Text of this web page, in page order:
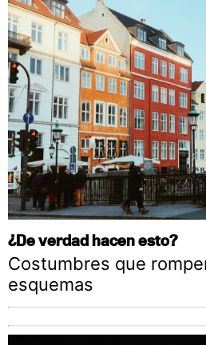
¿De verdad hacen esto?
Costumbres que
esquemas